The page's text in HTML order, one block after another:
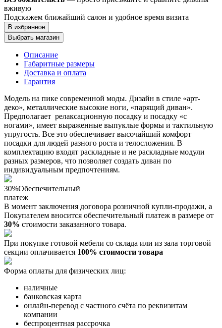
вживую
Подскажем ближайший салон и удобное время визита
В избранное
Выбрать магазин
Описание
Габаритные размеры
Доставка и оплата
Гарантия
Модель на пике современной моды. Дизайн в стиле «арт-
деко», металлические высокие ноги, «парящий диван».
Предполагает релаксационную посадку и посадку «с
ногами», имеет выраженные выпуклые формы и тактильную
упругость. Все это обеспечивает высочайший комфорт
посадки для людей разного роста и телосложения. В
комплектацию входят раскладные и не раскладные модули
разных размеров, что позволяет создать диван по
индивидуальным предпочтениям.
30%Обеспечительный
платеж
В момент заключения договора розничной купли-продажи, a
Покупателем вносится обеспечительный платеж в размере от
30% стоимости заказанного товара.
При покупке готовой мебели со склада или из зала торговой
секции оплачивается 100% стоимости товара
Форма оплаты для физических лиц:
наличные
банковская карта
онлайн-перевод с частного счёта по реквизитам
компании
беспроцентная рассрочка